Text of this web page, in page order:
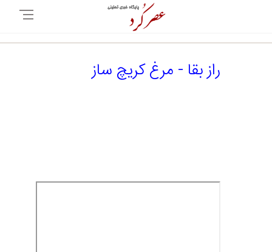
راز بقا - مرغ کریچ ساز